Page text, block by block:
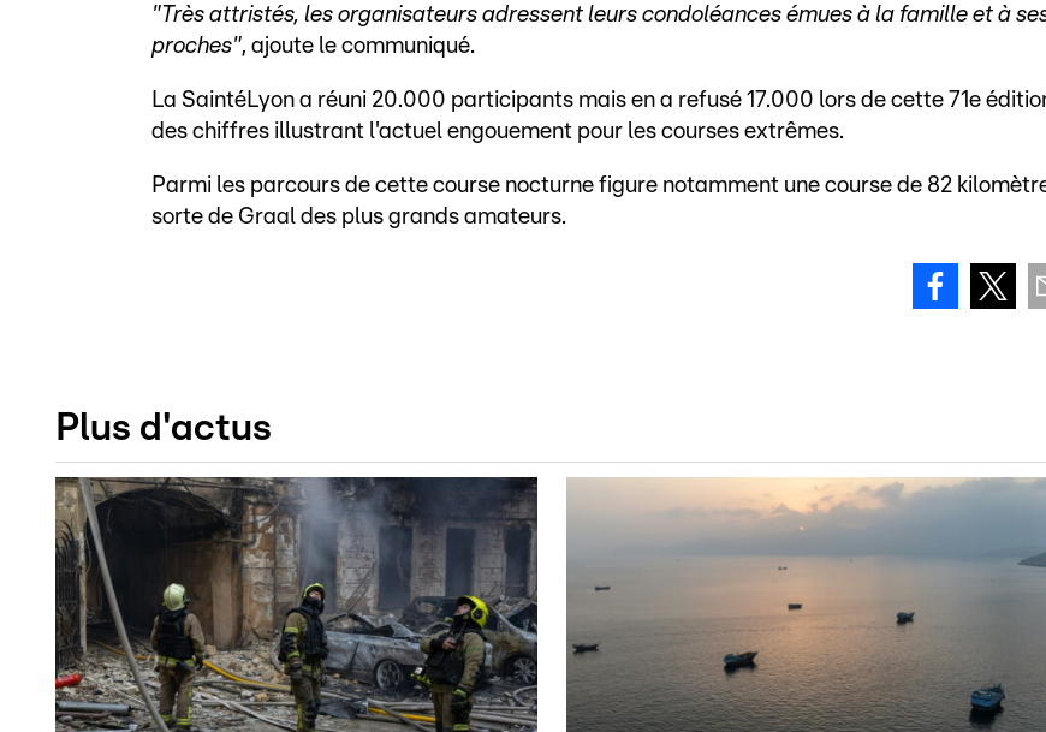
"Très attristés, les organisateurs adressent leurs condoléances émues à la famille et à
proches", ajoute le communiqué.
La SaintéLyon a réuni 20.000 participants mais en a refusé 17.000 lors de cette 71e
des chiffres illustrant l'actuel engouement pour les courses extrêmes.
Parmi les parcours de cette course nocturne figure notamment une course de 82
sorte de Graal des plus grands amateurs.
Plus d'actus